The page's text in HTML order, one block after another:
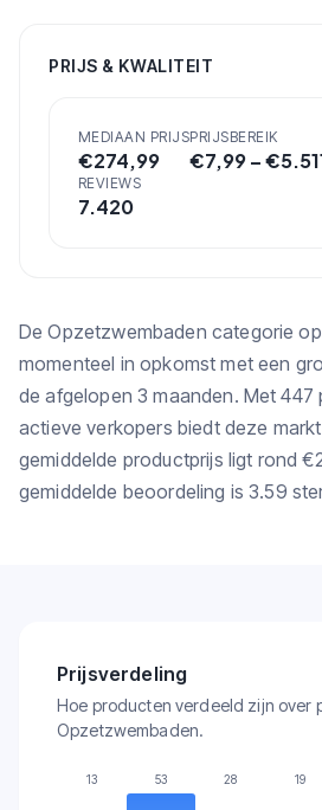
PRIJS & KWALITEIT
MEDIAAN PRIJS
€274,99
PRIJSBEREIK
€7,99– €
REVIEWS
7.420
De Opzetzwembaden categorie
momenteel in opkomst met een
de afgelopen 3 maanden. Met 447
actieve verkopers biedt deze
gemiddelde productprijs ligt rond
gemiddelde beoordeling is 3.59
Prijsverdeling
Hoe producten verdeeld zijn over
Opzetzwembaden.
13 53 28 19